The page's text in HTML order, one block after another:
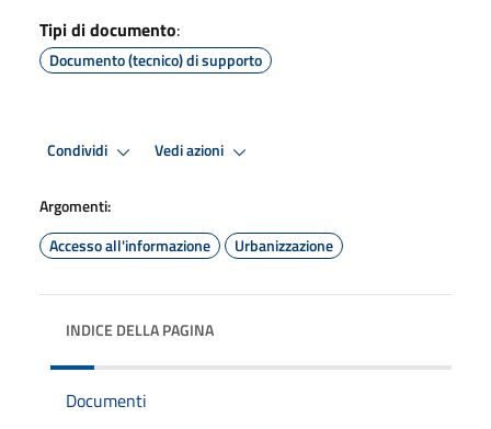
Tipi di documento:
Documento (tecnico) di supporto
Condividi Vedi azioni
Argomenti:
Accesso all'informazione
Urbanizzazione
INDICE DELLA PAGINA
Documenti